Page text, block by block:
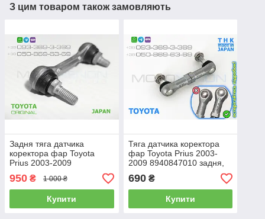
З цим товаром також замовляють
Задня тяга датчика
коректора фар Toyota
Prius 2003-2009
AFS sensor link rod
950 ₴ 1 000 ₴
Купити
Тяга датчика коректора
фар Toyota Prius 2003-
2009 8940847010 задня,
690₴
Купити